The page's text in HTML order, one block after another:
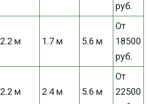
руб.
2.2 м 1.7 м 5.6 м
От
18500
руб.
2.2 м 2.4 м 5.6 м
От
22500